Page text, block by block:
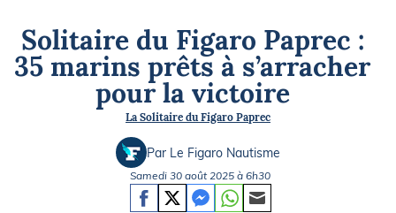
Solitaire du Figaro Paprec :
35 marins prêts à s’arracher
pour la victoire
La Solitaire du Figaro Paprec
Par Le Figaro Nautisme
Samedi 30 août 2025 à 6h30